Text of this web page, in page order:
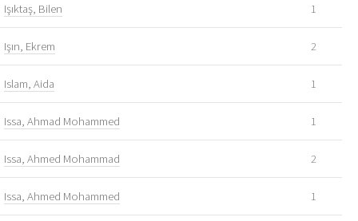
Işıktaş, Bilen 1
Işın, Ekrem 2
Islam, Aida 1
Issa, Ahmad Mohammed 1
Issa, Ahmed Mohammad 2
Issa, Ahmed Mohammed 1